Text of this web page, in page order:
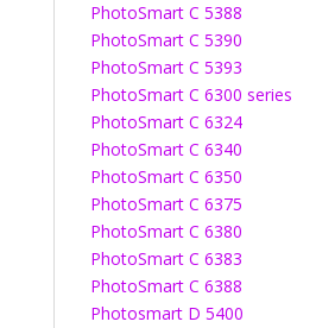
PhotoSmart C 5388
PhotoSmart C 5390
PhotoSmart C 5393
PhotoSmart C 6300 series
PhotoSmart C 6324
PhotoSmart C 6340
PhotoSmart C 6350
PhotoSmart C 6375
PhotoSmart C 6380
PhotoSmart C 6383
PhotoSmart C 6388
Photosmart D 5400